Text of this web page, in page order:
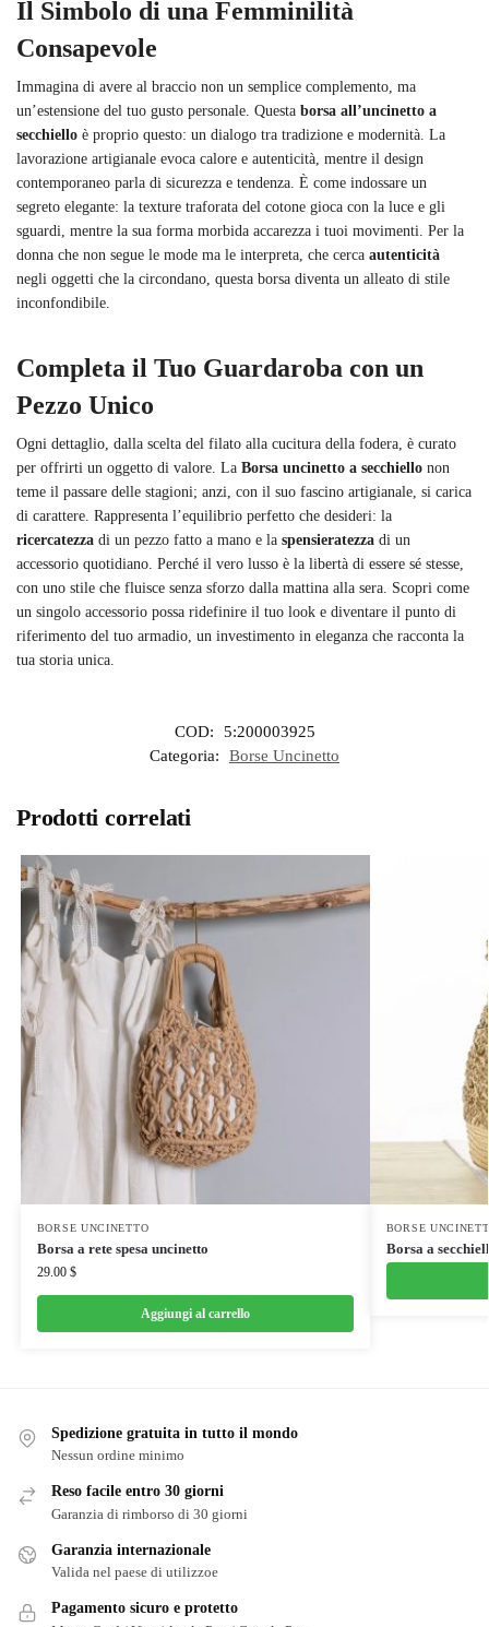
Il Simbolo di una Femminilità
Consapevole
Immagina di avere al braccio non un semplice complemento, ma
un’estensione del tuo gusto personale. Questa borsa all’uncinetto a
secchiello è proprio questo: un dialogo tra tradizione e modernità. La
lavorazione artigianale evoca calore e autenticità, mentre il design
contemporaneo parla di sicurezza e tendenza. È come indossare un
segreto elegante: la texture traforata del cotone gioca con la luce e gli
sguardi, mentre la sua forma morbida accarezza i tuoi movimenti. Per la
donna che non segue le mode ma le interpreta, che cerca autenticità
negli oggetti che la circondano, questa borsa diventa un alleato di stile
inconfondibile.
Completa il Tuo Guardaroba con un
Pezzo Unico
Ogni dettaglio, dalla scelta del filato alla cucitura della fodera, è curato
per offrirti un oggetto di valore. La Borsa uncinetto a secchiello non
teme il passare delle stagioni; anzi, con il suo fascino artigianale, si carica
di carattere. Rappresenta l’equilibrio perfetto che desideri: la
ricercatezza di un pezzo fatto a mano e la spensieratezza di un
accessorio quotidiano. Perché il vero lusso è la libertà di essere sé stesse,
con uno stile che fluisce senza sforzo dalla mattina alla sera. Scopri come
un singolo accessorio possa ridefinire il tuo look e diventare il punto di
riferimento del tuo armadio, un investimento in eleganza che racconta la
tua storia unica.
COD:
5:200003925
Categoria:
Borse Uncinetto
Prodotti correlati
BORSE UNCINETTO
Borsa a rete spesa uncinetto
29.00 $
Aggiungi al carrello
BORSE
Borsa a
Spedizione gratuita in tutto il mondo
Nessun ordine minimo
Reso facile entro 30 giorni
Garanzia di rimborso di 30 giorni
Garanzia internazionale
Valida nel paese di utilizzoe
Pagamento sicuro e protetto